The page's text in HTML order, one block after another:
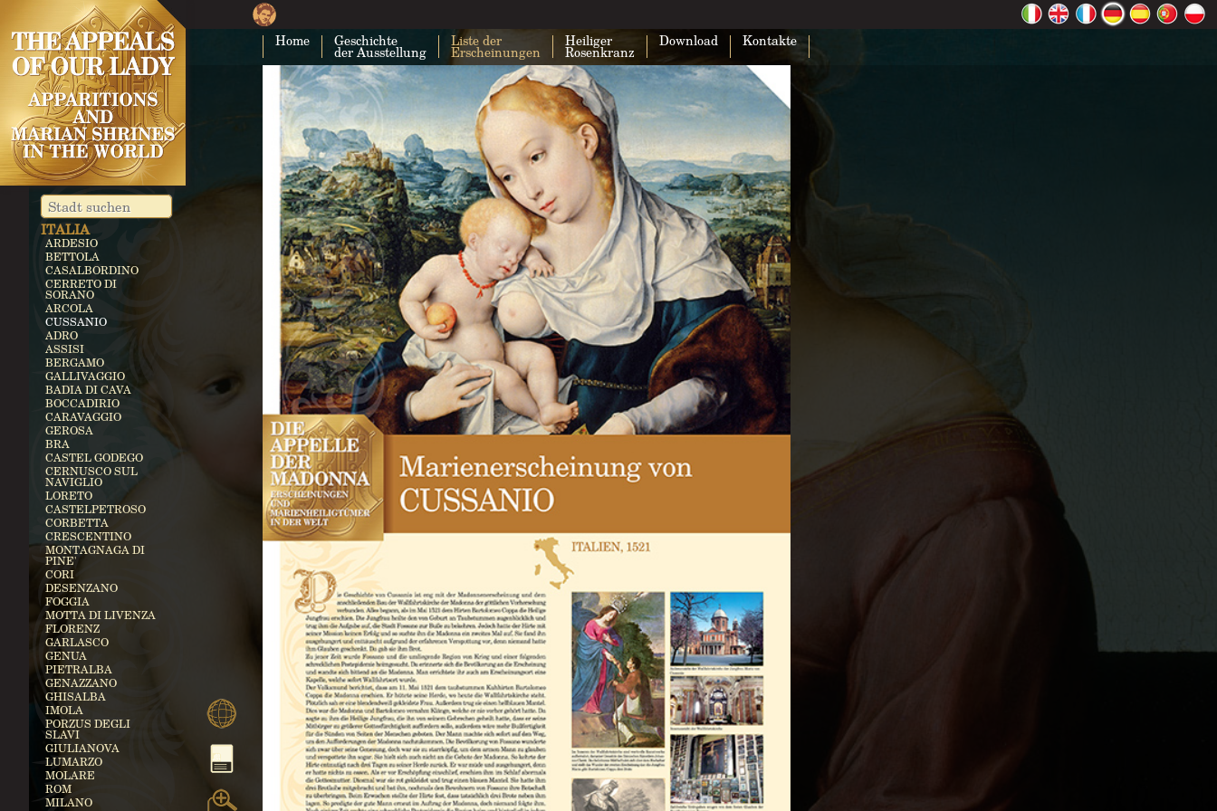
Home Geschichte
der Ausstellung
Liste der
Erscheinungen
Heiliger
Rosenkranz
Download Kontakte
Google Maps kann auf dieser Seite nicht richtig
geladen werden.
Bist du Inhaber dieser Website?
KUBA
COSTA RICA
CARTAGO
EGITTO
ZEITUN
GERMANIA
KEVELAER
HEROLDSBACH
HEEDE
MARIENFRIED
INDIA
VAILANKANNI
KALLIKULAM
ITALIA
ARDESIO
BETTOLA
CASALBORDINO
CERRETO DI
SORANO
ARCOLA
CUSSANIO
ADRO
ASSISI
BERGAMO
GALLIVAGGIO
BADIA DI CAVA
BOCCADIRIO
CARAVAGGIO
GEROSA
BRA
CASTEL GODEGO
CERNUSCO SUL
NAVIGLIO
LORETO
CASTELPETROSO
CORBETTA
CRESCENTINO
MONTAGNAGA DI
PINE'
CORI
DESENZANO
FOGGIA
MOTTA DI LIVENZA
FLORENZ
GARLASCO
GENUA
PIETRALBA
GENAZZANO
GHISALBA
IMOLA
PORZUS DEGLI
SLAVI
GIULIANOVA
LUMARZO
MOLARE
ROM
MILANO